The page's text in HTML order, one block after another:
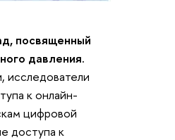
посвященный
давления.
исследователи
к онлайн-
цифровой
доступа к